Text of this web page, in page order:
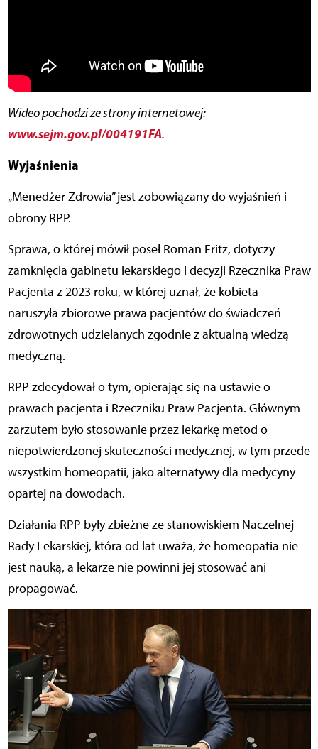
Wideo pochodzi ze strony internetowej:
www.sejm.gov.pl/004191FA.
Wyjaśnienia
„Menedżer Zdrowia” jest zobowiązany do wyjaśnień i
obrony RPP.
Sprawa, o której mówił poseł Roman Fritz, dotyczy
zamknięcia gabinetu lekarskiego i decyzji Rzecznika Praw
Pacjenta z 2023 roku, w której uznał, że kobieta
naruszyła zbiorowe prawa pacjentów do świadczeń
zdrowotnych udzielanych zgodnie z aktualną wiedzą
medyczną.
RPP zdecydował o tym, opierając się na ustawie o
prawach pacjenta i Rzeczniku Praw Pacjenta. Głównym
zarzutem było stosowanie przez lekarkę metod o
niepotwierdzonej skuteczności medycznej, w tym przede
wszystkim homeopatii, jako alternatywy dla medycyny
opartej na dowodach.
Działania RPP były zbieżne ze stanowiskiem Naczelnej
Rady Lekarskiej, która od lat uważa, że homeopatia nie
jest nauką, a lekarze nie powinni jej stosować ani
propagować.